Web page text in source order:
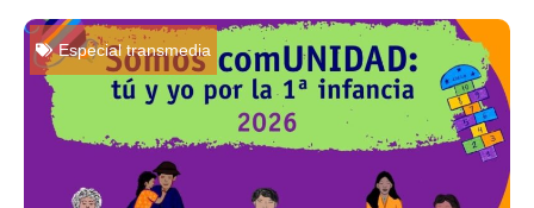
Especial transmedia